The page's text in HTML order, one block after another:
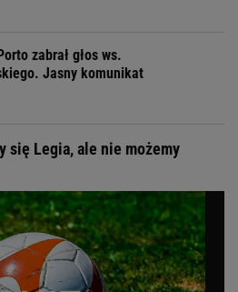
zabrał głos ws.
Jasny komunikat
się Legia, ale nie możemy